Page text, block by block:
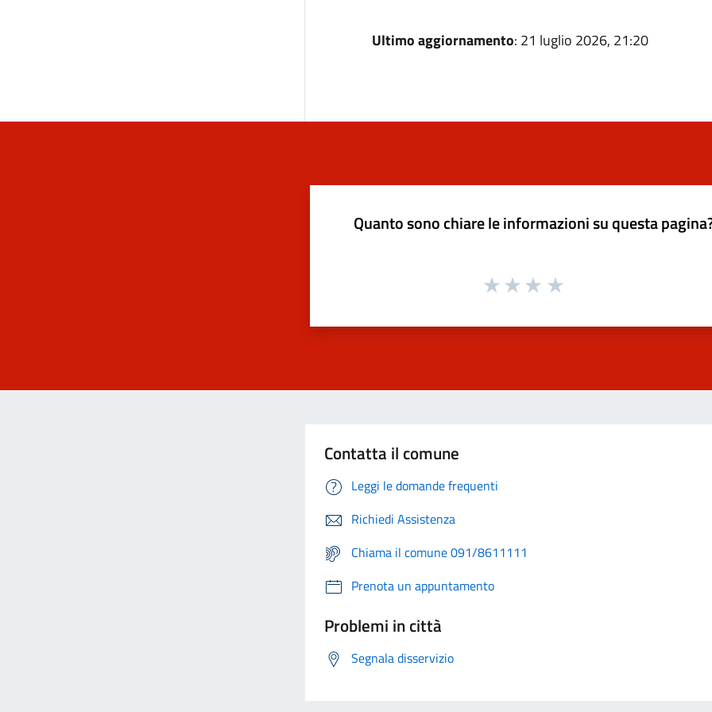
Ultimo aggiornamento: 21 luglio 2026, 21:20
Quanto sono chiare le informazioni su questa
Contatta il comune
Leggi le domande frequenti
Richiedi Assistenza
Chiama il comune 091/8611111
Prenota un appuntamento
Problemi in città
Segnala disservizio